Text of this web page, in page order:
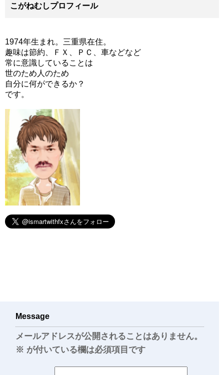
こがねむしプロフィール
1974年生まれ。三重県在住。
趣味は節約、ＦＸ、ＰＣ、車などなど
常に意識していることは
世のため人のため
自分に何ができるか？
です。
Message
メールアドレスが公開されることはありません。
※ が付いている欄は必須項目です